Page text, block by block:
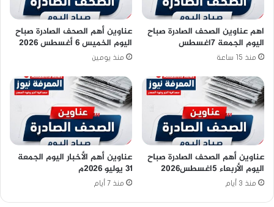
اهم عناوين الصحف الصادرة صباح
اليوم الجمعة 7اغسطس
منذ 15 ساعة
عناوين أهم الصحف الصادرة صباح
اليوم الخميس 6 أغسطس 2026
منذ يومين
عناوين أهم الصحف الصادرة صباح
اليوم الأربعاء 5اغسطس2026
منذ 3 أيام
عناوين أهم الأخبار اليوم الجمعة
٣١ يوليو ٢٠٢٦م
منذ 7 أيام